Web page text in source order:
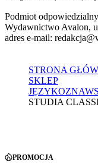
Podmiot
Wydawnictwo Avalon,
adres e-mail:
STRONA
SKLEP
STUDIA
PROMOCJA